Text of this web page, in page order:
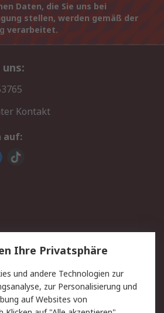
Daten, die Sie uns bei
stellen, werden gemäß der
verarbeitet.
Kontakt
auf:
Lieferlösungen
Kontakt
Ihre Privatsphäre
und andere Technologien zur
zur Personalisierung und
auf Websites von